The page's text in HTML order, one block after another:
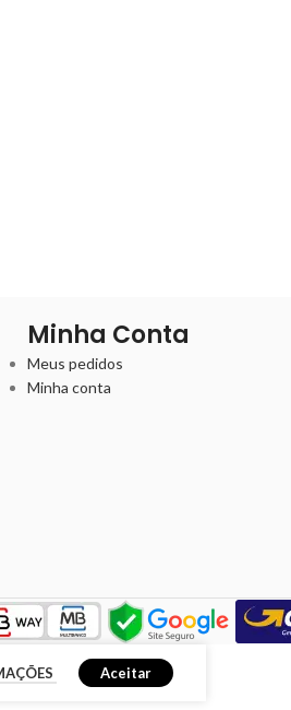
Minha Conta
Meus pedidos
Minha conta
Aceitar